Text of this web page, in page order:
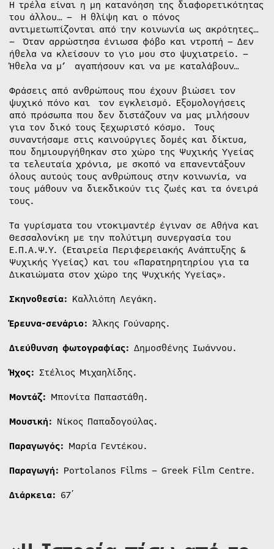
Η τρέλα είναι η μη κατανόηση της διαφορετικότητας
του άλλου… – Η θλίψη και ο πόνος
αντιμετωπίζονται από την κοινωνία ως ακρότητες…
– Όταν αρρώστησα ένιωσα φόβο και ντροπή – Δεν
ήθελα να κλείσουν το γιο μου στο ψυχιατρείο. –
Ήθελα να μ’ αγαπήσουν και να με καταλάβουν…
Φράσεις από ανθρώπους που έχουν βιώσει τον
ψυχικό πόνο και τον εγκλεισμό. Εξομολογήσεις
από πρόσωπα που δεν διστάζουν να μας μιλήσουν
για τον δικό τους ξεχωριστό κόσμο. Τους
συναντήσαμε στις καινούργιες δομές και δίκτυα,
που δημιουργήθηκαν στο χώρο της Ψυχικής Υγείας
τα τελευταία χρόνια, με σκοπό να επανεντάξουν
όλους αυτούς τους ανθρώπους στην κοινωνία, να
τους μάθουν να διεκδικούν τις ζωές και τα όνειρά
τους.
Τα γυρίσματα του ντοκιμαντέρ έγιναν σε Αθήνα και
Θεσσαλονίκη με την πολύτιμη συνεργασία του
Ε.Π.Α.Ψ.Υ. (Εταιρεία Περιφερειακής Ανάπτυξης &
Ψυχικής Υγείας) και του «Παρατηρητηρίου για τα
Δικαιώματα στον χώρο της Ψυχικής Υγείας».
Σκηνοθεσία: Καλλιόπη Λεγάκη.
Έρευνα-σενάριο: Άλκης Γούναρης.
Διεύθυνση φωτογραφίας: Δημοσθένης Ιωάννου.
Ήχος: Στέλιος Μιχαηλίδης.
Μοντάζ: Μπονίτα Παπαστάθη.
Μουσική: Νίκος Παπαδογούλας.
Παραγωγός: Μαρία Γεντέκου.
Παραγωγή: Portolanos Films – Greek Film Centre.
Διάρκεια: 67΄